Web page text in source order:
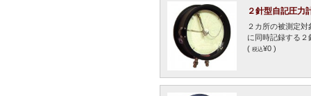
２針型自記圧
２カ所の被測定
に同時記録する
( 税込¥0 )